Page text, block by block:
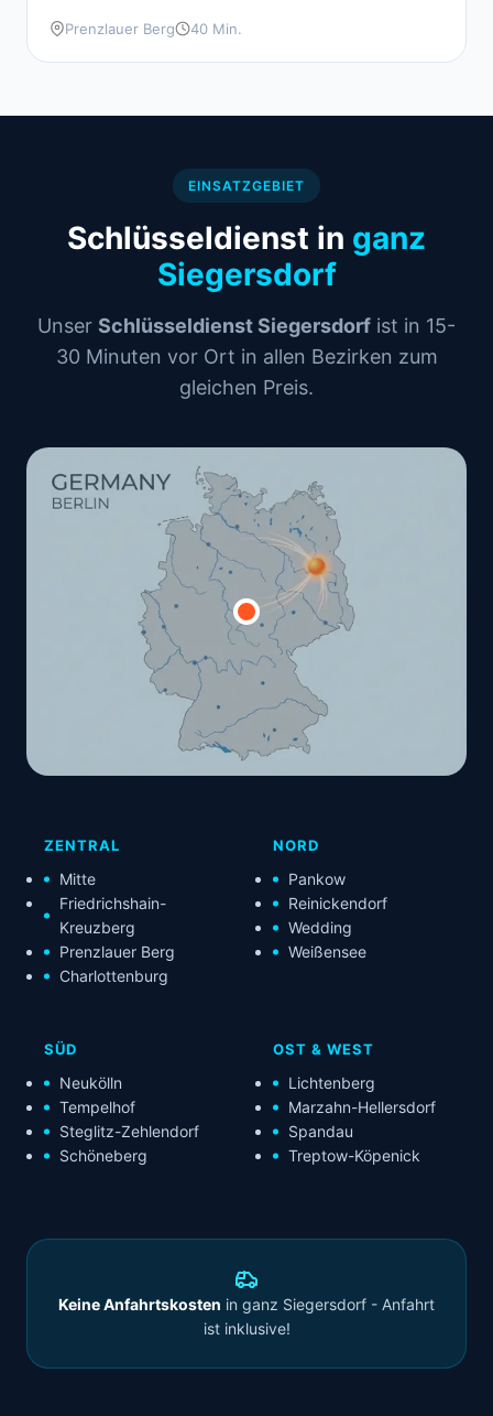
Prenzlauer Berg 40 Min.
EINSATZGEBIET
Schlüsseldienst in ganz
Siegersdorf
Unser Schlüsseldienst Siegersdorf ist in 15-
30 Minuten vor Ort in allen Bezirken zum
gleichen Preis.
ZENTRAL
Mitte
Friedrichshain-
Kreuzberg
Prenzlauer Berg
Charlottenburg
NORD
Pankow
Reinickendorf
Wedding
Weißensee
SÜD
Neukölln
Tempelhof
Steglitz-Zehlendorf
Schöneberg
OST & WEST
Lichtenberg
Marzahn-Hellersdorf
Spandau
Treptow-Köpenick
Keine Anfahrtskosten in ganz Siegersdorf - Anfahrt
ist inklusive!